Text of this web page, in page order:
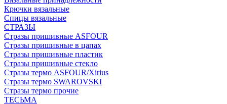
Крючки вязальные
Спицы вязальные
СТРАЗЫ
Стразы пришивные ASFOUR
Стразы пришивные в цапах
Стразы пришивные пластик
Стразы пришивные стекло
Стразы термо ASFOUR/Xirius
Стразы термо SWAROVSKI
Стразы термо прочие
ТЕСЬМА